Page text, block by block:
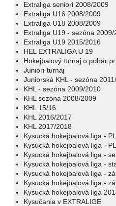
Extraliga seniori 2008/2009
Extraliga U16 2008/2009
Extraliga U18 2008/2009
Extraliga U19 - sezóna 2009/
Extraliga U19 2015/2016
HEL EXTRALIGA U 19
Hokejbalový turnaj o pohár
Juniori-turnaj
Juniorská KHL - sezóna
KHL - sezóna 2009/2010
KHL sezóna 2008/2009
KHL 15/16
KHL 2016/2017
KHL 2017/2018
Kysucká hokejbalová liga -
Kysucká hokejbalová liga -
Kysucká hokejbalová liga -
Kysucká hokejbalová liga -
Kysucká hokejbalová liga -
Kysucká hokejbalová liga -
Kysucká hokejbalová liga
Kysučania v EXTRALIGE